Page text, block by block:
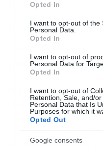
use your data for below
consent section.
Opted In
I want to opt-out of the
Personal Data.
Opted In
I want to opt-out of
Personal Data for
Opted In
I want to opt-out of
Retention, Sale, and/
Personal Data that Is
Purposes for which it
Opted Out
Google consents
ΠΡΟΓΝΩΣΗ ΓΙΑ ΤΗΝ
νεφώσεις το
ηπειρωτικά όπου
σημειωθούν
διάρκειας.
Η ορατότητα θα
τις πρωινές ώρες
Οι άνεμοι θα είναι